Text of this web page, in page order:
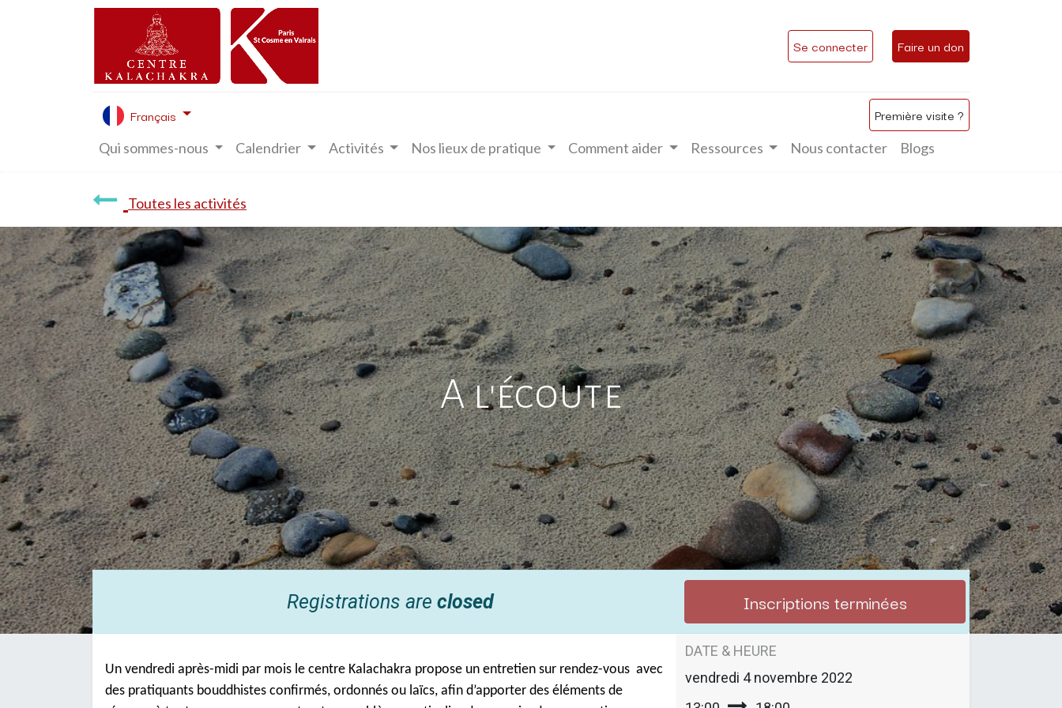
Se connecter Faire un don
Français Première visite ?
Qui sommes-nous Calendrier Activités Nos lieux de pratique Comment aider Ressources Nous contacter Blogs
Toutes les activités
A l'écoute
Registrations are closed Inscriptions terminées
Un vendredi après-midi par mois le centre Kalachakra propose un entretien sur rendez-vous avec
des pratiquants bouddhistes confirmés, ordonnés ou laïcs, afin d’apporter des éléments de
DATE & HEURE
vendredi 4 novembre 2022